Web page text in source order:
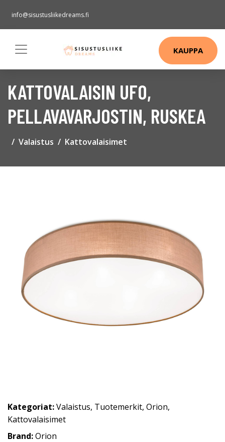
info@sisustusliikedreams.fi
KAUPPA
KATTOVALAISIN UFO,
PELLAVAVARJOSTIN, RUSKEA
Valaistus Kattovalaisimet
Kategoriat:Valaistus, Tuotemerkit, Orion,
Kattovalaisimet
Brand:Orion